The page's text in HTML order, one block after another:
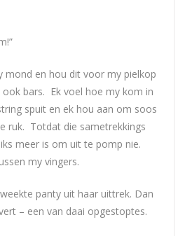
mond en hou dit voor my pielkop
bars. Ek voel hoe my kom in
spuit en ek hou aan om soos
ruk. Totdat die sametrekkings
meer is om uit te pomp nie.
my vingers.
panty uit haar uittrek. Dan
– een van daai opgestoptes.